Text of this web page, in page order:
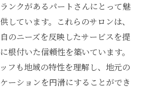
ら学ぶ！キャリア構築のヒント
方を提供するサロンとは
満で美容のプロへ再スタート！
力を探る
として再出発するためのステッ
ンクがあるパートさんにとって魅
しています。これらのサロンは、
のニーズを反映したサービスを提
根付いた信頼性を築いています。
フも地域の特性を理解し、地元の
ーションを円滑にすることができ